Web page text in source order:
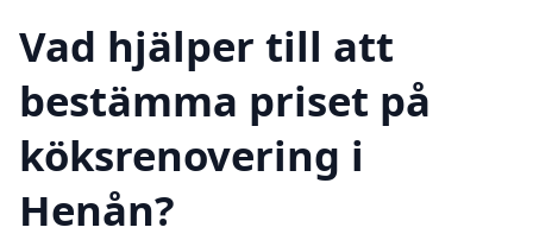
Vad hjälper till att
bestämma priset på
köksrenovering i
Henån?